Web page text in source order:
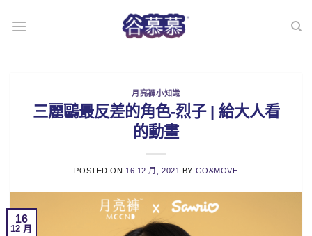
月亮褲小知識
三麗鷗最反差的角色-烈子 | 給大人看
的動畫
POSTED ON 16 12 月, 2021 BY GO&MOVE
16
12 月